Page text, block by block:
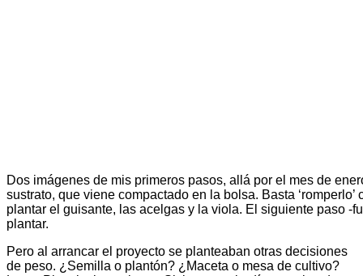
Dos imágenes de mis primeros pasos, allá por el mes de
sustrato, que viene compactado en la bolsa. Basta ‘romperlo’
plantar el guisante, las acelgas y la viola. El siguiente paso -
plantar.
Pero al arrancar el proyecto se planteaban otras decisiones
de peso. ¿Semilla o plantón? ¿Maceta o mesa de cultivo?